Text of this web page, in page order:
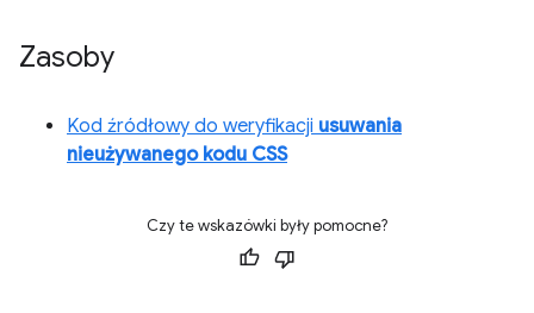
Zasoby
Kod źródłowy do weryfikacji usuwania
nieużywanego kodu CSS
Czy te wskazówki były pomocne?